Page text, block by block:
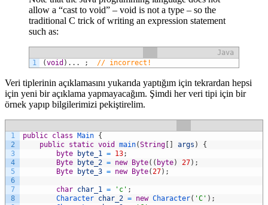
allow a “cast to void” – void is not a type – so the
traditional C trick of writing an expression statement
such as:
Java
1
(void ) . . . ; // incorrect!
Veri tiplerinin açıklamasını yukarıda yaptığım için tekrardan hepsi
için yeni bir açıklama yapmayacağım. Şimdi her veri tipi için bir
örnek yapıp bilgilerimizi pekiştirelim.
1
2
3
4
5
6
7
8
public class Main {
public static void main(String args )
{
byte
byte_1 = 13;
Byte
byte_2 = new Byte( ( byte) 27) ;
Byte
byte_3 = new Byte(27) ;
char char_1 = 'c' ;
Character char_2 = new Character( 'C' ) ;